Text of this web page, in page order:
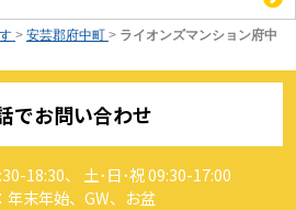
> 安芸郡府中町 > ライオンズマンション府中
でお問い合わせ
18:30、 土･日･祝 09:30-17:00
年末年始、GW、お盆